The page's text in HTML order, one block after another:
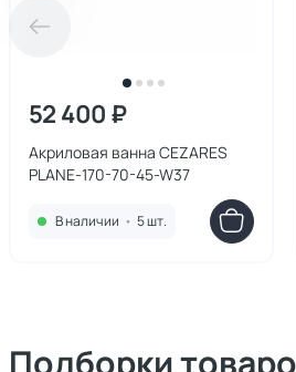
52 400 ₽
Акриловая ванна CEZARES
PLANE-170-70-45-W37
В наличии • 5 шт.
Подборки